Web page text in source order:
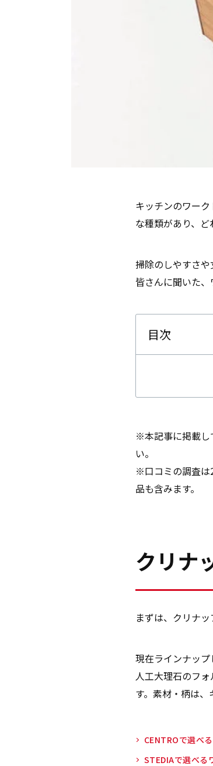
キッチンのワー
な種類があり、ど
掃除のしやすさ
皆さんに聞いた
目次
※本記事に掲載し
い。
※口コミの調査は
品も含みます。
クリナ
まずは、クリナ
現在ラインナッ
人工大理石のフ
す。素材・柄は
CENTROで選べ
STEDIAで選べる